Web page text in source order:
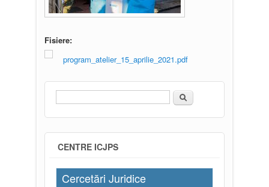
Fisiere:
program_atelier_15_aprilie_2021.pdf
Formular de căutare
Căutare
CENTRE ICJPS
Cercetări Juridice